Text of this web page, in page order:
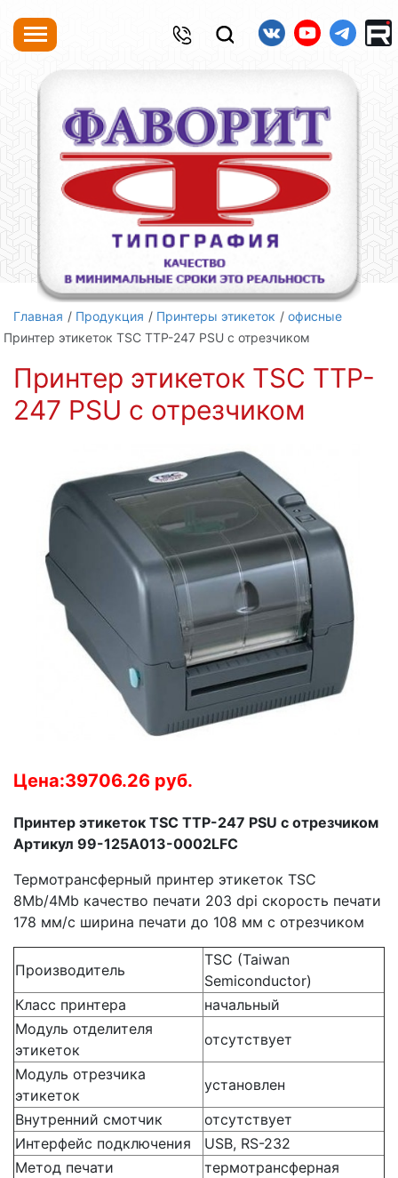
Главная Продукция Принтеры этикеток
офисные
Принтер этикеток TSC TTP-247 PSU с отрезчиком
Принтер этикеток TSC TTP-
247 PSU с отрезчиком
Цена:39706.26 руб.
Принтер этикеток TSC TTP-247 PSU с отрезчиком
Артикул 99-125A013-0002LFC
Термотрансферный принтер этикеток TSC
8Mb/4Mb качество печати 203 dpi скорость печати
178 мм/с ширина печати до 108 мм с отрезчиком
Производитель
TSC (Taiwan
Semiconductor)
Класс принтера
начальный
Модуль отделителя
этикеток
отсутствует
Модуль отрезчика
этикеток
установлен
Внутренний смотчик
отсутствует
Интерфейс подключения
USB, RS-232
Метод печати
термотрансферная